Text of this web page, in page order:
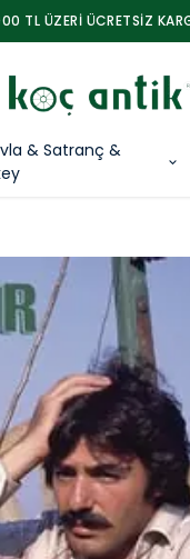
TL ÜZERİ ÜCRETSİZ
& Satranç &